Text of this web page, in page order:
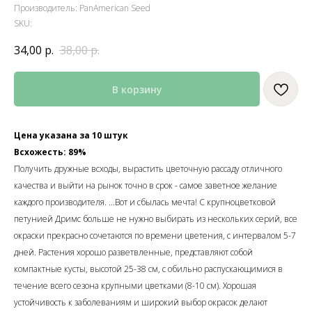
Производитель: PanAmerican Seed
SKU:
34,00 р. 38,00р.
В корзину
Цена указана за 10 штук
Всхожесть: 89%
Получить дружные всходы, вырастить цветочную рассаду отличного
качества и выйти на рынок точно в срок - самое заветное желание
каждого производителя. ...Вот и сбылась мечта! С крупноцветковой
петунией Дримс больше не нужно выбирать из нескольких серий, все
окраски прекрасно сочетаются по времени цветения, с интервалом 5-7
дней. Растения хорошо разветвленные, представляют собой
компактные кусты, высотой 25-38 см, с обильно распускающимися в
течение всего сезона крупными цветками (8-10 см). Хорошая
устойчивость к заболеваниям и широкий выбор окрасок делают